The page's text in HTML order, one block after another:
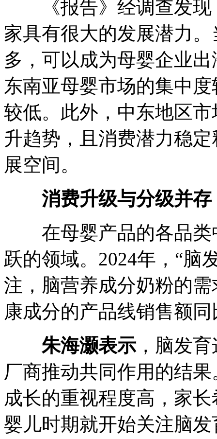
《报告》经调查发现
家具有很大的发展潜力
多，可以成为母婴企业
东南亚母婴市场的集中
较低。此外，中东地区
升趋势，且消费潜力稳
展空间。
消费升级与分级并存
在母婴产品的各品类
跃的领域。2024年，“脑
注，脑营养成分奶粉的
康成分的产品线销售额同
朱海灏表示，脑发
厂商推动共同作用的结
成长的重视程度高，家
婴儿时期就开始关注脑